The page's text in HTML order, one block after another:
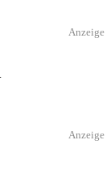
Anzeige
Anzeige